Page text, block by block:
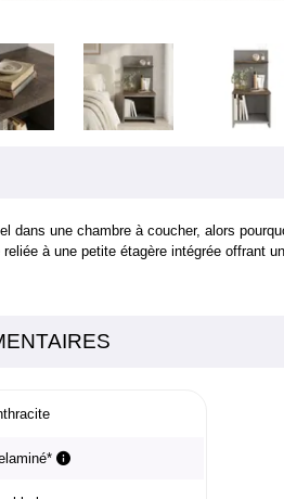
dans une chambre à coucher, alors
à une petite étagère intégrée offrant